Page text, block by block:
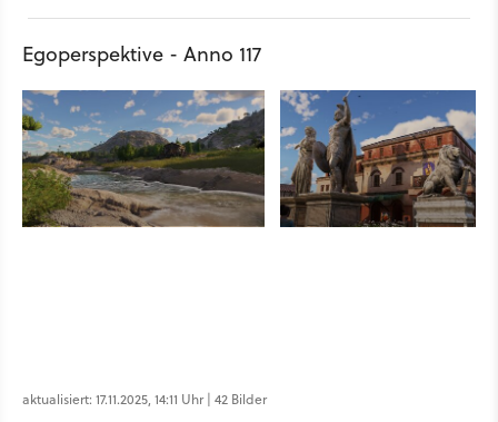
Egoperspektive - Anno 117
aktualisiert: 17.11.2025, 14:11 Uhr | 42 Bilder